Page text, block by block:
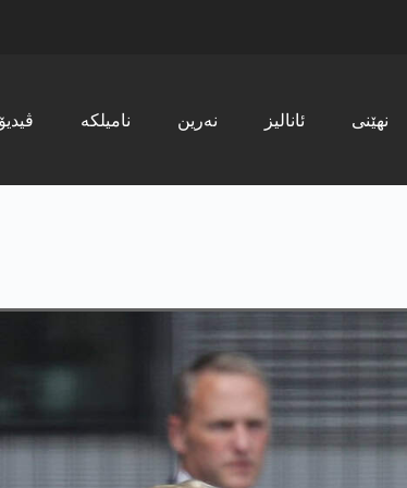
ڤیدیۆ نامیلکە نەرین ئانالیز نھێنی